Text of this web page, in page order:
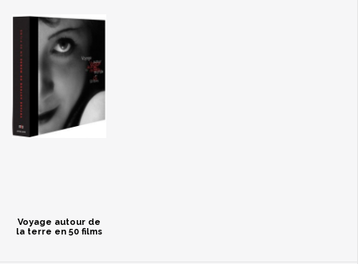
Voyage autour de
la terre en 50 films